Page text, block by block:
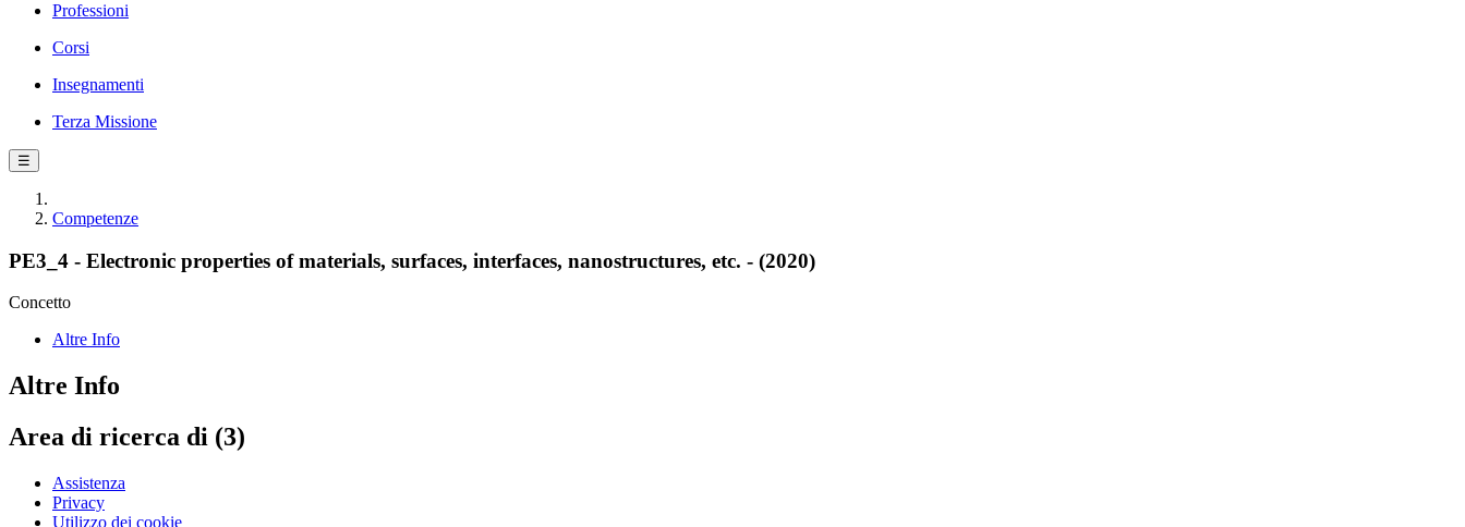
Professioni
Corsi
Insegnamenti
Terza Missione
☰
Competenze
PE3_4 - Electronic properties of materials, surfaces, interfaces, nanostructures, etc. - (2020)
Concetto
Altre Info
Altre Info
Area di ricerca di (3)
Assistenza
Privacy
Utilizzo dei cookie